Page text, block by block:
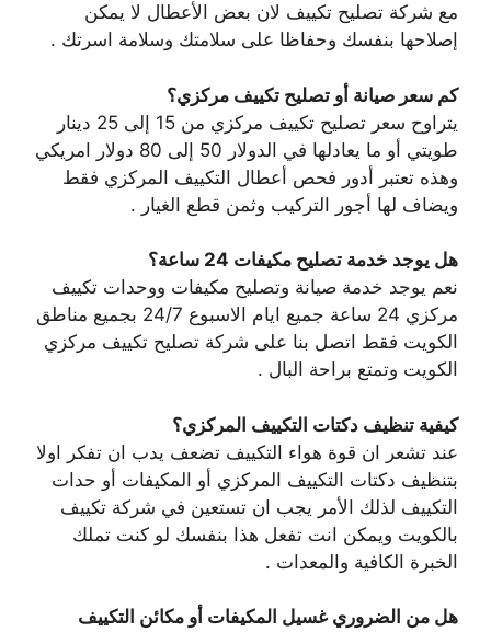
مع شركة تصليح تكييف لان بعض الأعطال لا يمكن
إصلاحها بنفسك وحفاظا على سلامتك وسلامة اسرتك .
كم سعر صيانة أو تصليح تكييف مركزي؟
يتراوح سعر تصليح تكييف مركزي من 15 إلى 25 دينار
طويتي أو ما يعادلها في الدولار 50 إلى 80 دولار امريكي
وهذه تعتبر أدور فحص أعطال التكييف المركزي فقط
ويضاف لها أجور التركيب وثمن قطع الغيار .
هل يوجد خدمة تصليح مكيفات 24 ساعة؟
نعم يوجد خدمة صيانة وتصليح مكيفات ووحدات تكييف
مركزي 24 ساعة جميع ايام الاسبوع 24/7 بجميع مناطق
الكويت فقط اتصل بنا على شركة تصليح تكييف مركزي
الكويت وتمتع براحة البال .
كيفية تنظيف دكتات التكييف المركزي؟
عند تشعر ان قوة هواء التكييف تضعف يدب ان تفكر اولا
بتنظيف دكتات التكييف المركزي أو المكيفات أو حدات
التكييف لذلك الأمر يجب ان تستعين في شركة تكييف
بالكويت ويمكن انت تفعل هذا بنفسك لو كنت تملك
الخبرة الكافية والمعدات .
هل من الضروري غسيل المكيفات أو مكائن التكييف